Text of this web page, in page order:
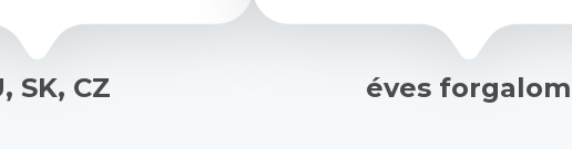
SK, CZ éves forgalom